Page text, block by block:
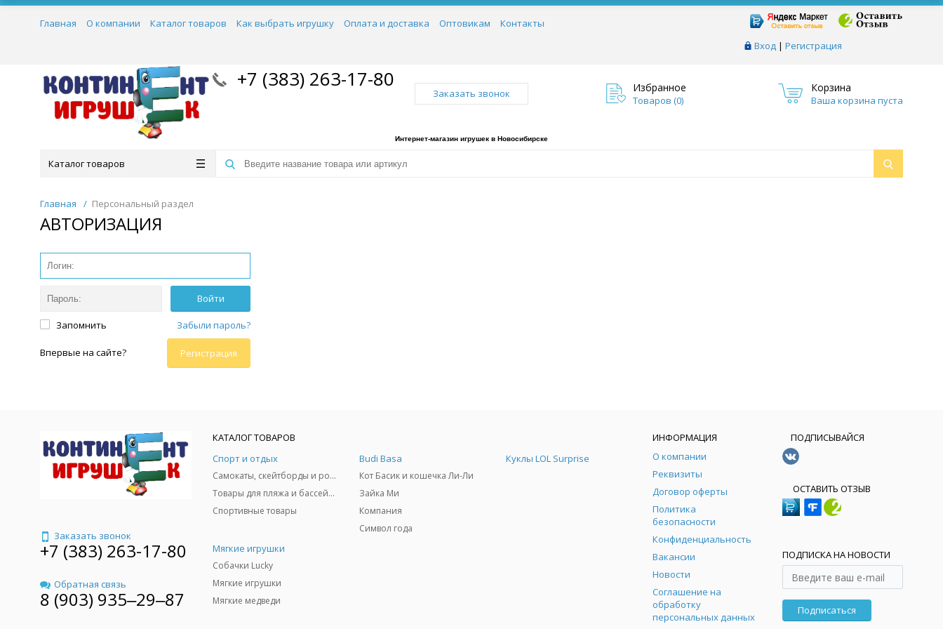
Вход | Регистрация
Главная О компании Каталог товаров Как выбрать игрушку Оплата и доставка Оптовикам Контакты
+7 (383) 263-17-80
Заказать звонок Избранное
Товаров (0)
Корзина
Ваша корзина пуста
Интернет-магазин игрушек в Новосибирске
Каталог товаров
Главная / Персональный раздел
АВТОРИЗАЦИЯ
Запомнить Забыли пароль?
Впервые на сайте? Регистрация
Заказать звонок
+7 (383) 263-17-80
Обратная связь
8 (903) 935‒29‒87
КАТАЛОГ ТОВАРОВ
Спорт и отдых
Самокаты, скейтборды и ролики
Товары для пляжа и бассейны
Спортивные товары
Budi Basa
Кот Басик и кошечка Ли-Ли
Зайка Ми
Компания
Символ года
Куклы LOL Surprise
Мягкие игрушки
Собачки Lucky
Мягкие игрушки
Мягкие медведи
ИНФОРМАЦИЯ
О компании
Реквизиты
Договор оферты
Политика
безопасности
Конфиденциальность
Вакансии
Новости
Соглашение на
обработку
персональных данных
ПОДПИСЫВАЙСЯ
ОСТАВИТЬ ОТЗЫВ
ПОДПИСКА НА НОВОСТИ
Подписаться